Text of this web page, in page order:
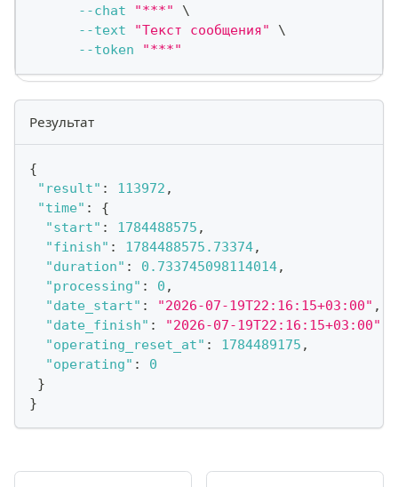
--chat
"***"
\
--text
"Текст сообщения"
\
--token
"***"
Результат
{
"result" : 113972 ,
"time" :
{
"start" : 1784488575 ,
"finish" : 1784488575.73374,
"duration" : 0.733745098114014,
"processing" : 0 ,
"date_start" : "2026-07-19T22:16:15+03:00" ,
"date_finish" : "2026-07-19T22:16:15+03:00"
"operating_reset_at" : 1784489175 ,
"operating" :
0
}
}